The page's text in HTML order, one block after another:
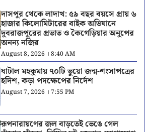
দাসপুর থেকে লাদাখ: ৫৯ বছর বয়সে প্রায় ৬
হাজার কিলোমিটারের বাইক অভিযানে
দুবরাজপুরের প্রভাত ও কৈগেড়িয়ার অনুপের
অনন্য নজির
August 8, 2026 । 8:40 AM
ঘাটাল মহকুমায় ৭০টি ভুয়ো জন্ম-শংসাপত্রের
হদিশ, কড়া পদক্ষেপের নির্দেশ
August 7, 2026 । 7:55 PM
রূপনারায়ণের জল বাড়তেই ভেঙে গেল